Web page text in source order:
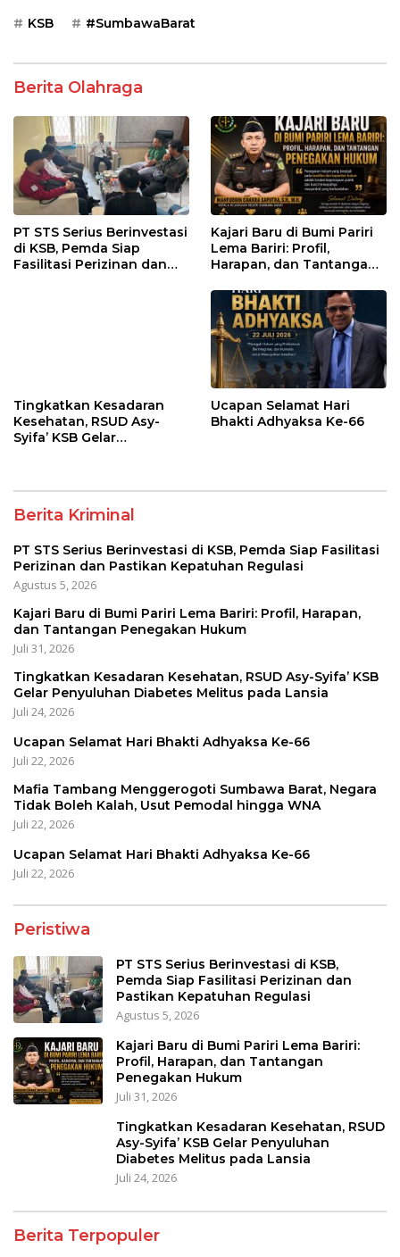
KSB #SumbawaBarat
Berita Olahraga
PT STS Serius Berinvestasi
di KSB, Pemda Siap
Fasilitasi Perizinan dan
Kajari Baru di Bumi Pariri
Lema Bariri: Profil,
Harapan, dan Tantangan
Tingkatkan Kesadaran
Kesehatan, RSUD Asy-
Syifa’ KSB Gelar
Ucapan Selamat Hari
Bhakti Adhyaksa Ke-66
Berita Kriminal
PT STS Serius Berinvestasi di KSB, Pemda Siap Fasilitasi
Perizinan dan Pastikan Kepatuhan Regulasi
Agustus 5, 2026
Kajari Baru di Bumi Pariri Lema Bariri: Profil, Harapan,
dan Tantangan Penegakan Hukum
Juli 31, 2026
Tingkatkan Kesadaran Kesehatan, RSUD Asy-Syifa’ KSB
Gelar Penyuluhan Diabetes Melitus pada Lansia
Juli 24, 2026
Ucapan Selamat Hari Bhakti Adhyaksa Ke-66
Juli 22, 2026
Mafia Tambang Menggerogoti Sumbawa Barat, Negara
Tidak Boleh Kalah, Usut Pemodal hingga WNA
Juli 22, 2026
Ucapan Selamat Hari Bhakti Adhyaksa Ke-66
Juli 22, 2026
Peristiwa
PT STS Serius Berinvestasi di KSB,
Pemda Siap Fasilitasi Perizinan dan
Pastikan Kepatuhan Regulasi
Agustus 5, 2026
Kajari Baru di Bumi Pariri Lema Bariri:
Profil, Harapan, dan Tantangan
Penegakan Hukum
Juli 31, 2026
Tingkatkan Kesadaran Kesehatan, RSUD
Asy-Syifa’ KSB Gelar Penyuluhan
Diabetes Melitus pada Lansia
Juli 24, 2026
Berita Terpopuler